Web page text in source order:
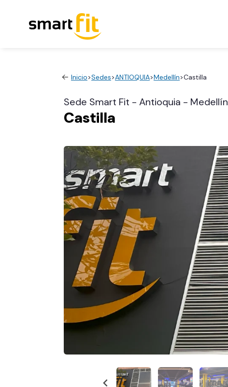
Inicio>Sedes>ANTIOQUIA>Medellín>Castilla
Sede Smart Fit - Antioquia - Medellín
Castilla